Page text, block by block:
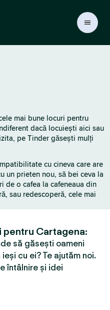
mai bune locuri pentru
dacă locuiești aici sau
pe Tinder găsești mulți
cu cineva care are
un prieten nou, să bei ceva la
de o cafea la cafeneaua din
sau redescoperă, cele mai
Cartagena:
să găsești oameni
cu ei? Te ajutăm noi.
întâlnire și idei